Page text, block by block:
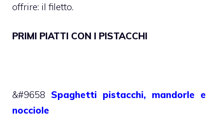
offrire: il filetto.
PRIMI PIATTI CON I PISTACCHI
&#9658 Spaghetti pistacchi, mandorle e
nocciole